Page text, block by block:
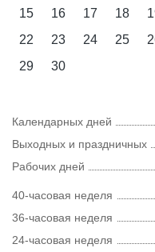
15
16 17 18
22
23 24 25
29
30
Календарных дней
Выходных и праздничных
Рабочих дней
40-часовая неделя
36-часовая неделя
24-часовая неделя